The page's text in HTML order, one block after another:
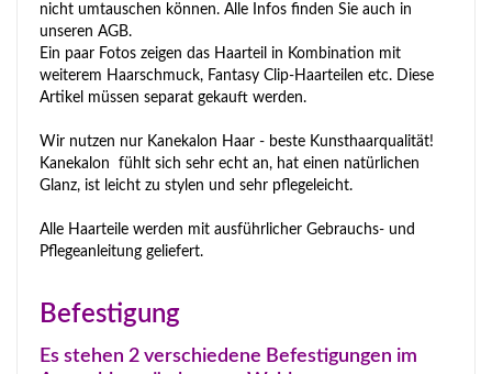
nicht umtauschen können. Alle Infos finden Sie auch in
unseren AGB.
Ein paar Fotos zeigen das Haarteil in Kombination mit
weiterem Haarschmuck, Fantasy Clip-Haarteilen etc. Diese
Artikel müssen separat gekauft werden.
Wir nutzen nur Kanekalon Haar - beste Kunsthaarqualität!
Kanekalon fühlt sich sehr echt an, hat einen natürlichen
Glanz, ist leicht zu stylen und sehr pflegeleicht.
Alle Haarteile werden mit ausführlicher Gebrauchs- und
Pflegeanleitung geliefert.
Befestigung
Es stehen 2 verschiedene Befestigungen im